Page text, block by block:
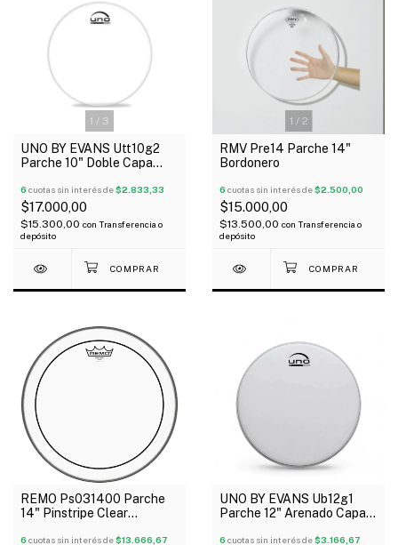
1 / 3
UNO BY EVANS Utt10g2
Parche 10" Doble Capa
6 cuotas sin interés de$2.833,33
$17.000,00
$15.300,00 con Transferencia o
depósito
1 / 2
RMV Pre14 Parche 14"
Bordonero
6 cuotas sin interés de$2.500,00
$15.000,00
$13.500,00 con Transferencia o
depósito
REMO Ps031400 Parche
14" Pinstripe Clear
6 cuotas sin interés de$13.666,67
UNO BY EVANS Ub12g1
Parche 12" Arenado Capa
6 cuotas sin interés de$3.166,67